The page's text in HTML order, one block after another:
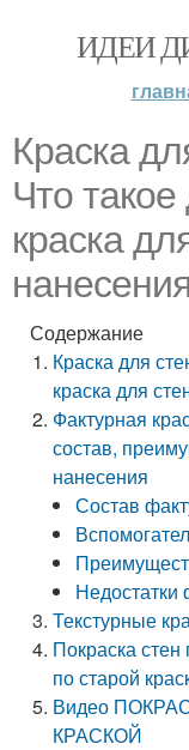
ИДЕИ
Краска
Что
краска
нанесения
Содержание
Краска для
краска для
Фактурная
состав,
нанесения
Состав
Недостатки
Текстурные
Покраска стен
по старой
Видео
КРАСКОЙ